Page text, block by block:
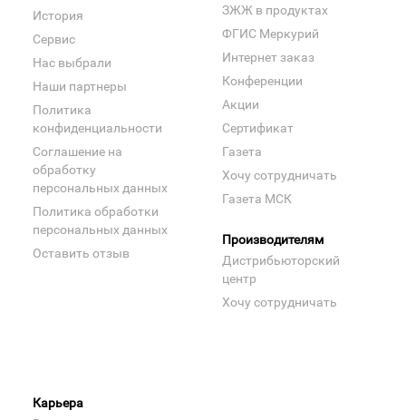
История
Сервис
Нас выбрали
Наши партнеры
Политика
конфиденциальности
Соглашение на
обработку
персональных данных
Политика обработки
персональных данных
Оставить отзыв
ЗЖЖ в продуктах
ФГИС Меркурий
Интернет заказ
Конференции
Акции
Сертификат
Газета
Хочу сотрудничать
Газета МСК
Производителям
Дистрибьюторский
центр
Хочу сотрудничать
Карьера